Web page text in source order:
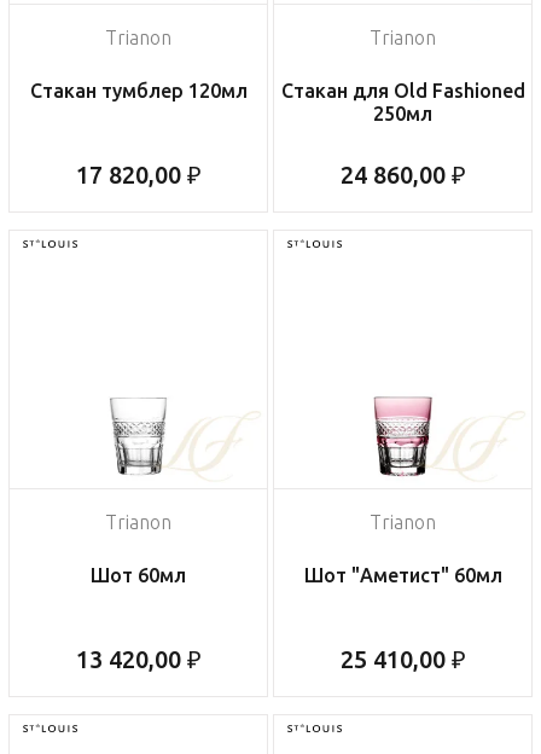
Trianon
Стакан тумблер 120мл
17 820,00 ₽
Trianon
Стакан для Old Fashioned
250мл
24 860,00 ₽
Trianon
Шот 60мл
13 420,00 ₽
Trianon
Шот "Аметист" 60мл
25 410,00 ₽